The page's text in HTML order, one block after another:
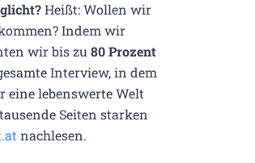
Heißt: Wollen wir
Indem wir
wir bis zu 80 Prozent
Interview, in dem
eine lebenswerte Welt
Seiten starken
nachlesen.